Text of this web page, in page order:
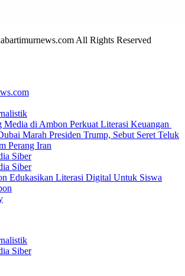
All Rights Reserved
Media di Ambon Perkuat Literasi Keuangan
Marah Presiden Trump, Sebut Seret Teluk
Perang Iran
Siber
Siber
Edukasikan Literasi Digital Untuk Siswa
Siber